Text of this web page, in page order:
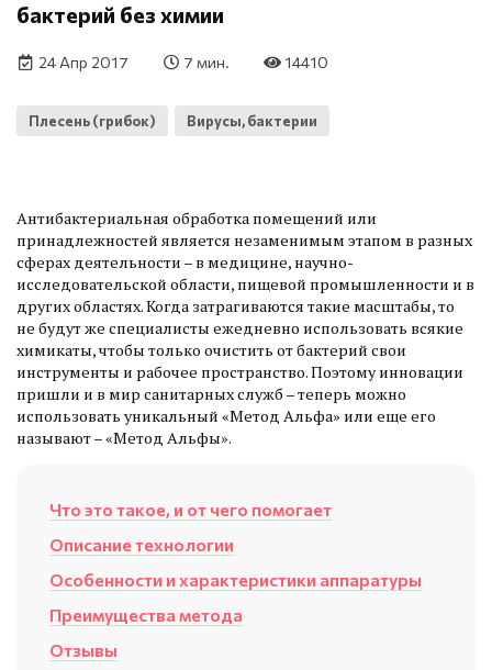
бактерий без химии
24 Апр 2017 7 мин. 14410
Плесень (грибок) Вирусы, бактерии
Антибактериальная обработка помещений или
принадлежностей является незаменимым этапом в разных
сферах деятельности – в медицине, научно-
исследовательской области, пищевой промышленности и в
других областях. Когда затрагиваются такие масштабы, то
не будут же специалисты ежедневно использовать всякие
химикаты, чтобы только очистить от бактерий свои
инструменты и рабочее пространство. Поэтому инновации
пришли и в мир санитарных служб – теперь можно
использовать уникальный «Метод Альфа» или еще его
называют – «Метод Альфы».
Что это такое, и от чего помогает
Описание технологии
Особенности и характеристики аппаратуры
Преимущества метода
Отзывы